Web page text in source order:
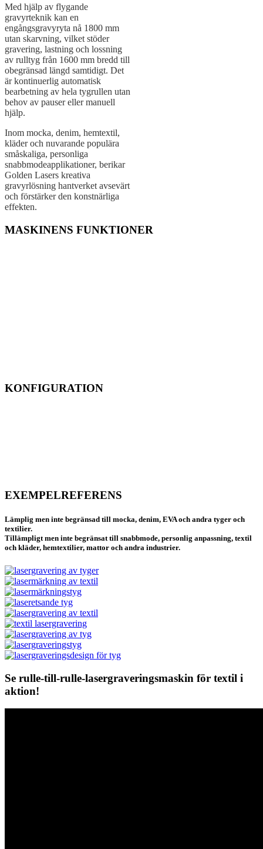
Med hjälp av flygande
gravyrteknik kan en
engångsgravyryta nå 1800 mm
utan skarvning, vilket stöder
gravering, lastning och lossning
av rulltyg från 1600 mm bredd till
obegränsad längd samtidigt. Det
är kontinuerlig automatisk
bearbetning av hela tygrullen utan
behov av pauser eller manuell
hjälp.
Inom mocka, denim, hemtextil,
kläder och nuvarande populära
småskaliga, personliga
snabbmodeapplikationer, berikar
Golden Lasers kreativa
gravyrlösning hantverket avsevärt
och förstärker den konstnärliga
effekten.
MASKINENS FUNKTIONER
KONFIGURATION
EXEMPELREFERENS
Lämplig men inte begränsad till mocka, denim, EVA och andra tyger och
textilier.
Tillämpligt men inte begränsat till snabbmode, personlig anpassning, textil
och kläder, hemtextilier, mattor och andra industrier.
Se rulle-till-rulle-lasergraveringsmaskin för textil i
aktion!